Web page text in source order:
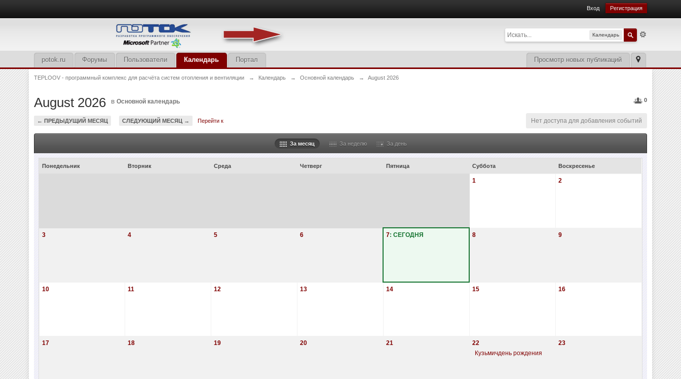
Вход Регистрация
Календарь
Просмотр новых публикаций
potok.ru Форумы Пользователи Календарь Портал
TEPLOOV - программный комплекс для расчёта систем отопления и вентиляции → Календарь → Основной календарь → August 2026
0
August 2026 вОсновной календарь
← ПРЕДЫДУЩИЙ МЕСЯЦ СЛЕДУЮЩИЙ МЕСЯЦ → Перейти к Нет доступа для добавления событий
За месяц За неделю За день
Понедельник Вторник Среда Четверг Пятница Суббота Воскресенье
1 2
3 4 5 6 7: СЕГОДНЯ 8 9
10 11 12 13 14 15 16
17 18 19 20 21
22
Кузьмичдень рождения
23